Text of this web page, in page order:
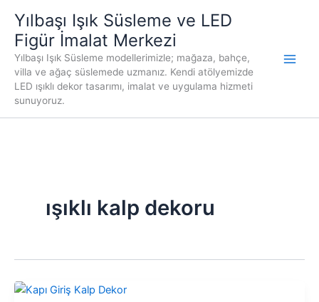
Yılbaşı Işık Süsleme ve LED
Figür İmalat Merkezi
Yılbaşı Işık Süsleme modellerimizle; mağaza, bahçe,
villa ve ağaç süslemede uzmanız. Kendi atölyemizde
LED ışıklı dekor tasarımı, imalat ve uygulama hizmeti
sunuyoruz.
ışıklı kalp dekoru